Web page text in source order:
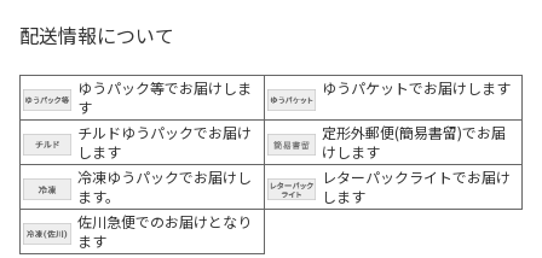
配送情報について
ゆうパック等でお届けしま
す
ゆうパケットでお届けします
チルドゆうパックでお届け
します
定形外郵便(簡易書留)でお届
けします
冷凍ゆうパックでお届けし
ます。
レターパックライトでお届け
します
佐川急便でのお届けとなり
ます